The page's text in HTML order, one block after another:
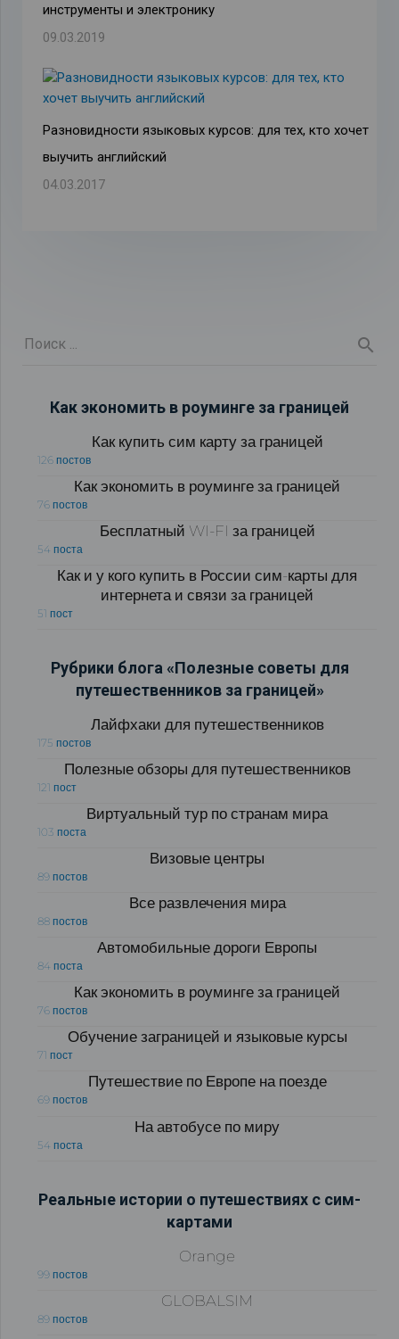
инструменты и электронику
09.03.2019
Разновидности языковых курсов: для тех, кто хочет
выучить английский
04.03.2017
Как экономить в роуминге за границей
Как купить сим карту за границей
126 постов
Как экономить в роуминге за границей
76 постов
Бесплатный WI-FI за границей
54 поста
Как и у кого купить в России сим-карты для
интернета и связи за границей
51 пост
Рубрики блога «Полезные советы для
путешественников за границей»
Лайфхаки для путешественников
175 постов
Полезные обзоры для путешественников
121 пост
Виртуальный тур по странам мира
103 поста
Визовые центры
89 постов
Все развлечения мира
88 постов
Автомобильные дороги Европы
84 поста
Как экономить в роуминге за границей
76 постов
Обучение заграницей и языковые курсы
71 пост
Путешествие по Европе на поезде
69 постов
На автобусе по миру
54 поста
Реальные истории о путешествиях с сим-
картами
Orange
99 постов
GLOBALSIM
89 постов